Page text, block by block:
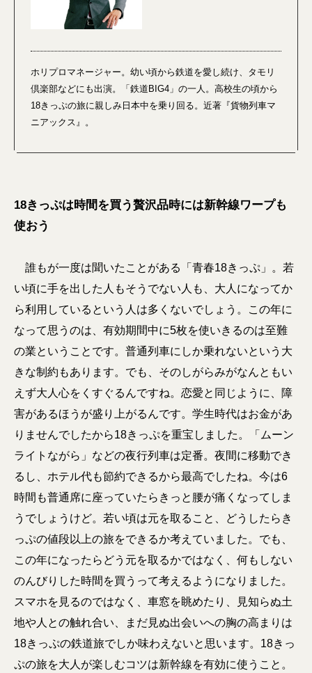
ホリプロマネージャー。幼い頃から鉄道を愛し続け、タモリ
倶楽部などにも出演。「鉄道BIG4」の一人。高校生の頃から
18きっぷの旅に親しみ日本中を乗り回る。近著『貨物列車マ
ニアックス』。
18きっぷは時間を買う贅沢品時には新幹線ワープも
使おう
誰もが一度は聞いたことがある「青春18きっぷ」。若
い頃に手を出した人もそうでない人も、大人になってか
ら利用しているという人は多くないでしょう。この年に
なって思うのは、有効期間中に5枚を使いきるのは至難
の業ということです。普通列車にしか乗れないという大
きな制約もあります。でも、そのしがらみがなんともい
えず大人心をくすぐるんですね。恋愛と同じように、障
害があるほうが盛り上がるんです。学生時代はお金があ
りませんでしたから18きっぷを重宝しました。「ムーン
ライトながら」などの夜行列車は定番。夜間に移動でき
るし、ホテル代も節約できるから最高でしたね。今は6
時間も普通席に座っていたらきっと腰が痛くなってしま
うでしょうけど。若い頃は元を取ること、どうしたらき
っぷの値段以上の旅をできるか考えていました。でも、
この年になったらどう元を取るかではなく、何もしない
のんびりした時間を買うって考えるようになりました。
スマホを見るのではなく、車窓を眺めたり、見知らぬ土
地や人との触れ合い、まだ見ぬ出会いへの胸の高まりは
18きっぷの鉄道旅でしか味わえないと思います。18きっ
ぷの旅を大人が楽しむコツは新幹線を有効に使うこと。